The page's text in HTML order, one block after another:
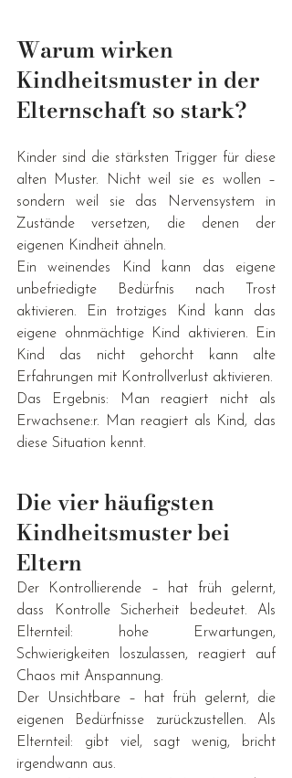
Warum wirken
Kindheitsmuster in der
Elternschaft so stark?
Kinder sind die stärksten Trigger für diese
alten Muster. Nicht weil sie es wollen –
sondern weil sie das Nervensystem in
Zustände versetzen, die denen der
eigenen Kindheit ähneln.
Ein weinendes Kind kann das eigene
unbefriedigte Bedürfnis nach Trost
aktivieren. Ein trotziges Kind kann das
eigene ohnmächtige Kind aktivieren. Ein
Kind das nicht gehorcht kann alte
Erfahrungen mit Kontrollverlust aktivieren.
Das Ergebnis: Man reagiert nicht als
Erwachsene:r. Man reagiert als Kind, das
diese Situation kennt.
Die vier häufigsten
Kindheitsmuster bei
Eltern
Der Kontrollierende – hat früh gelernt,
dass Kontrolle Sicherheit bedeutet. Als
Elternteil: hohe Erwartungen,
Schwierigkeiten loszulassen, reagiert auf
Chaos mit Anspannung.
Der Unsichtbare – hat früh gelernt, die
eigenen Bedürfnisse zurückzustellen. Als
Elternteil: gibt viel, sagt wenig, bricht
irgendwann aus.